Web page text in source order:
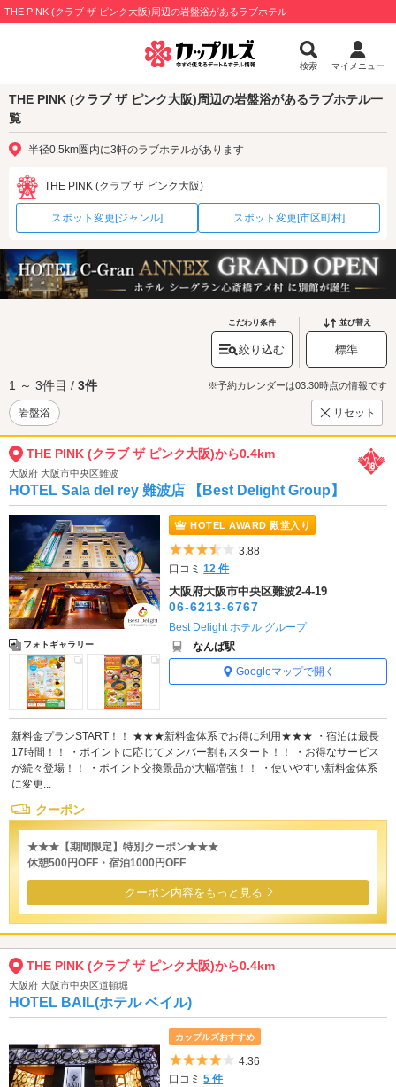
THE PINK (クラブ ザ ピンク大阪)周辺の岩盤浴があるラブホテル
検索 マイメニュー
THE PINK (クラブ ザ ピンク大阪)周辺の岩盤浴があるラブホテル一
覧
半径0.5km圏内に3軒のラブホテルがあります
THE PINK (クラブ ザ ピンク大阪)
スポット変更[ジャンル] スポット変更[市区町村]
こだわり条件
絞り込む
並び替え
標準
1 ～ 3件目 / 3件 ※予約カレンダーは03:30時点の情報です
岩盤浴 リセット
THE PINK (クラブ ザ ピンク大阪)から0.4km
大阪府 大阪市中央区難波
HOTEL Sala del rey 難波店 【Best Delight Group】
フォトギャラリー
HOTEL AWARD 殿堂入り
5つ星のうち3.5
3.88
口コミ12 件
大阪府大阪市中央区難波2-4-19
06-6213-6767
Best Delight ホテル グループ
なんば駅
Googleマップで開く
新料金プランSTART！！ ★★★新料金体系でお得に利用★★★ ・宿泊は最長
17時間！！ ・ポイントに応じてメンバー割もスタート！！ ・お得なサービス
が続々登場！！ ・ポイント交換景品が大幅増強！！ ・使いやすい新料金体系
に変更...
クーポン
★★★【期間限定】特別クーポン★★★
休憩500円OFF・宿泊1000円OFF
クーポン内容をもっと見る
THE PINK (クラブ ザ ピンク大阪)から0.4km
大阪府 大阪市中央区道頓堀
HOTEL BAIL(ホテル ベイル)
カップルズおすすめ
5つ星のうち4
4.36
口コミ5 件